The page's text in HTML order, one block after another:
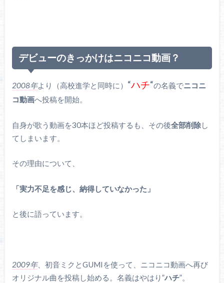
デビューのきっかけはニコニコ動画？
2008年より（高校進学と同時に） “ハチ“の名義でニコニ
コ動画へ投稿を開始。
自身が歌う動画を30本ほど投稿するも、その後全部削除し
てしまいます。
その理由について、
「実力不足を感じ、納得していなかった」
と後に語っています。
2009年、初音ミクとGUMIを使って、ニコニコ動画へ再び
オリジナル曲を投稿し始める。名義はやはり”ハチ”。